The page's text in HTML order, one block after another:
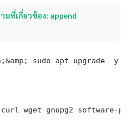
มที่เกี่ยวข้อง: append
sudo apt upgrade -y
wget gnupg2 software-